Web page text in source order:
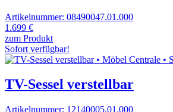
Artikelnummer: 08490047.01.000
1.699 €
zum Produkt
Sofort verfügbar!
TV-Sessel verstellbar
Artikelnummer: 12140005.01.000